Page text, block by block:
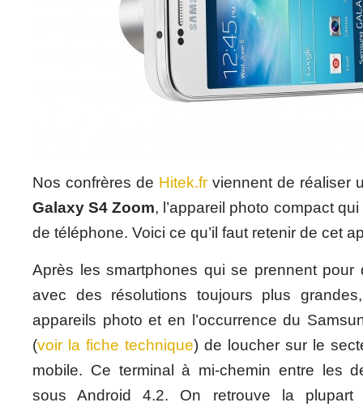
Nos confrères de Hitek.fr viennent de réaliser
Galaxy S4 Zoom, l’appareil photo compact
de téléphone. Voici ce qu’il faut retenir de cet
Après les smartphones qui se prennent pour
avec des résolutions toujours plus
appareils photo et en l’occurrence du
(voir la fiche technique) de loucher sur le
mobile. Ce terminal à mi-chemin entre les
sous Android 4.2. On retrouve la plupart